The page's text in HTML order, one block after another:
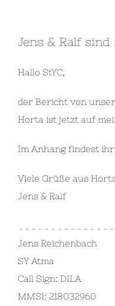
Jens & Ralf sind
Hallo StYC,
der Bericht von
Horta ist jetzt auf
Im Anhang findest
Viele Grüße aus Horta
Jens & Ralf
Jens Reichenbach
SY Atma
Call Sign: DILA
MMSI: 218032960